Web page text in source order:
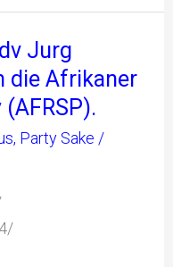
Jurg
die Afrikaner
, Party Sake /